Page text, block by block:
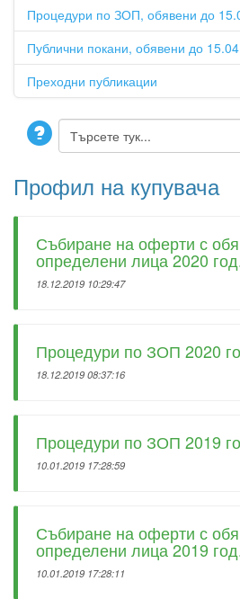
Процедури по ЗОП, обявени до
Публични покани, обявени до
Преходни публикации
Профил на купувача
Събиране на оферти с
определени лица 2020
18.12.2019 10:29:47
Процедури по ЗОП 2020
18.12.2019 08:37:16
Процедури по ЗОП 2019
10.01.2019 17:28:59
Събиране на оферти с
определени лица 2019
10.01.2019 17:28:11